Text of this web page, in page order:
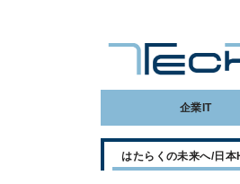
企業IT
はたらくの未来へ/日本